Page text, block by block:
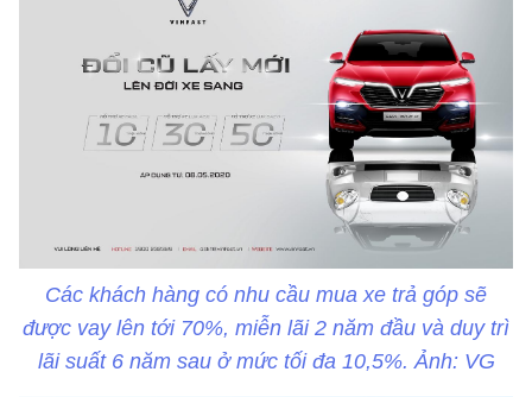
Các khách hàng có nhu cầu mua xe trả góp sẽ
được vay lên tới 70%, miễn lãi 2 năm đầu và duy trì
lãi suất 6 năm sau ở mức tối đa 10,5%. Ảnh: VG